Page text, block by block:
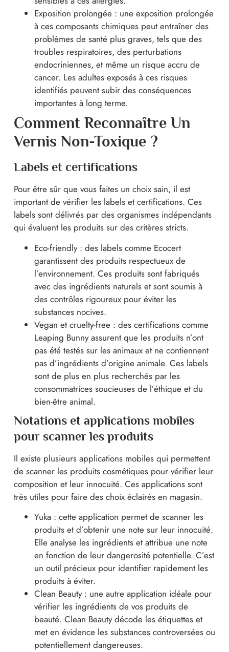
Exposition prolongée : une exposition prolongée
à ces composants chimiques peut entraîner des
problèmes de santé plus graves, tels que des
troubles respiratoires, des perturbations
endocriniennes, et même un risque accru de
cancer. Les adultes exposés à ces risques
identifiés peuvent subir des conséquences
importantes à long terme.
Comment Reconnaître Un
Vernis Non-Toxique ?
Labels et certifications
Pour être sûr que vous faites un choix sain, il est
important de vérifier les labels et certifications. Ces
labels sont délivrés par des organismes indépendants
qui évaluent les produits sur des critères stricts.
Eco-friendly : des labels comme Ecocert
garantissent des produits respectueux de
l’environnement. Ces produits sont fabriqués
avec des ingrédients naturels et sont soumis à
des contrôles rigoureux pour éviter les
substances nocives.
Vegan et cruelty-free : des certifications comme
Leaping Bunny assurent que les produits n’ont
pas été testés sur les animaux et ne contiennent
pas d’ingrédients d’origine animale. Ces labels
sont de plus en plus recherchés par les
consommatrices soucieuses de l’éthique et du
bien-être animal.
Notations et applications mobiles
pour scanner les produits
Il existe plusieurs applications mobiles qui permettent
de scanner les produits cosmétiques pour vérifier leur
composition et leur innocuité. Ces applications sont
très utiles pour faire des choix éclairés en magasin.
Yuka : cette application permet de scanner les
produits et d’obtenir une note sur leur innocuité.
Elle analyse les ingrédients et attribue une note
en fonction de leur dangerosité potentielle. C’est
un outil précieux pour identifier rapidement les
produits à éviter.
Clean Beauty : une autre application idéale pour
vérifier les ingrédients de vos produits de
beauté. Clean Beauty décode les étiquettes et
met en évidence les substances controversées ou
potentiellement dangereuses.